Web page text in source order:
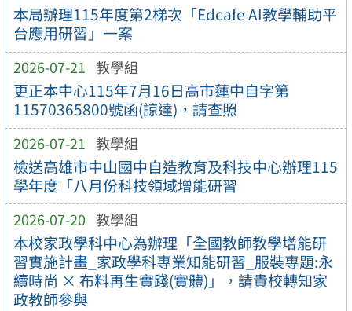
本局辦理115年度第2梯次「Edcafe AI教學輔助平
台應用研習」一案
2026-07-21 教學組
更正本中心115年7月16日高市蓮中自字第
11570365800號函(諒達)，請查照
2026-07-21 教學組
檢送高雄市中山國中自造教育及科技中心辦理115
學年度「八月份科技領域增能研習
2026-07-20 教學組
本校家政學科中心為辦理「全國教師教學增能研
習實施計畫_家政學科專業知能研習_服裝專題:永
續時尚 × 布料再生實踐(實體)」，請貴校轉知家
政教師參與